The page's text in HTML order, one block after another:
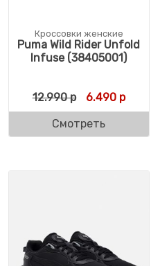
Кроссовки женские
Puma Wild Rider Unfold
Infuse (38405001)
12.990р 6.490р
Смотреть